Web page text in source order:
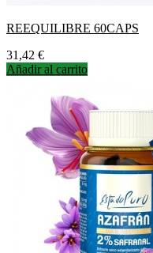
REEQUILIBRE 60CAPS
Precio
31,42 €
Añadir al carrito